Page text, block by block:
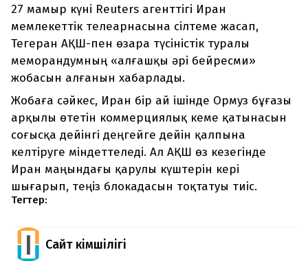
27 мамыр күні Reuters агенттігі Иран
мемлекеттік телеарнасына сілтеме жасап,
Тегеран АҚШ-пен өзара түсіністік туралы
меморандумның «алғашқы әрі бейресми»
жобасын алғанын хабарлады.
Жобаға сәйкес, Иран бір ай ішінде Ормуз бұғазы
арқылы өтетін коммерциялық кеме қатынасын
соғысқа дейінгі деңгейге дейін қалпына
келтіруге міндеттеледі. Ал АҚШ өз кезегінде
Иран маңындағы қарулы күштерін кері
шығарып, теңіз блокадасын тоқтатуы тиіс.
Тегтер:
Сайт Әкімшілігі